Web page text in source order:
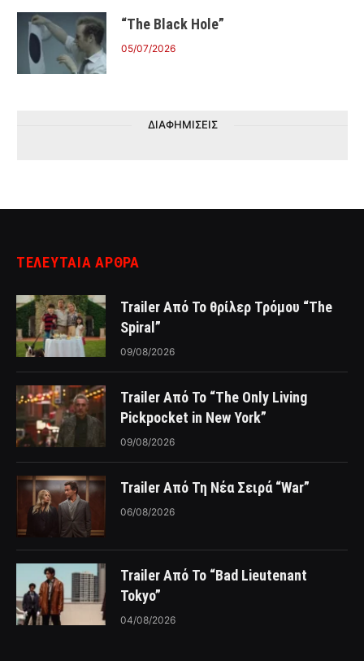
“The Black Hole”
05/07/2026
ΔΙΑΦΗΜΙΣΕΙΣ
ΤΕΛΕΥΤΑΙΑ ΑΡΘΡΑ
Trailer Από Το θρίλερ Τρόμου “The
Spiral”
09/08/2026
Trailer Από Το “The Only Living
Pickpocket in New York”
09/08/2026
Trailer Από Τη Νέα Σειρά “War”
06/08/2026
Trailer Από Το “Bad Lieutenant
Tokyo”
04/08/2026